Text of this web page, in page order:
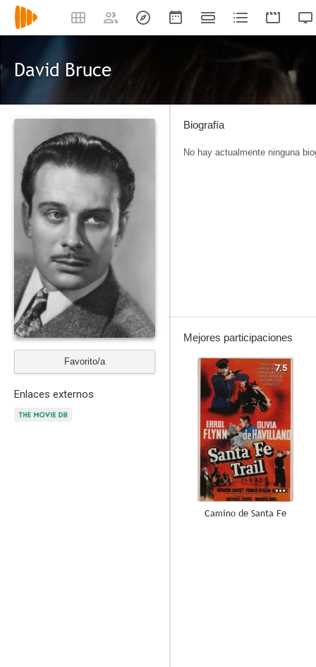
David Bruce
Favorito/a
Enlaces externos
Biografía
No hay actualmente ninguna
Mejores participaciones
7.5
Camino de Santa Fe